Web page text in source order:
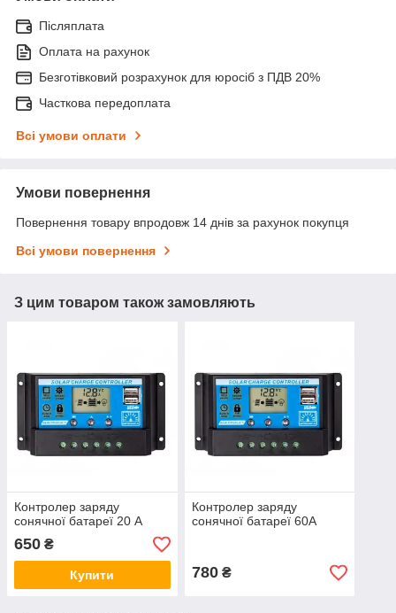
Післяплата
Оплата на рахунок
Безготівковий розрахунок для юросіб з ПДВ 20%
Часткова передоплата
Всі умови оплати
Умови повернення
Повернення товару впродовж 14 днів за рахунок покупця
Всі умови повернення
З цим товаром також замовляють
Контролер заряду
сонячної батареї 20 А
650 ₴
Купити
Контролер заряду
сонячної батареї 60А
780₴